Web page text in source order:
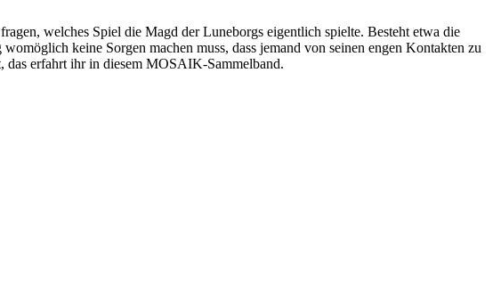
welches Spiel die Magd der Luneborgs eigentlich spielte. Besteht etwa die
keine Sorgen machen muss, dass jemand von seinen engen Kontakten zu
das erfahrt ihr in diesem MOSAIK-Sammelband.